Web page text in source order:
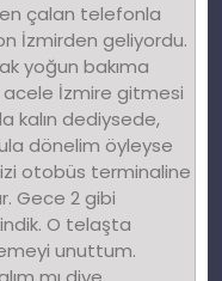
çalan telefonla
İzmirden geliyordu.
yoğun bakıma
acele İzmire gitmesi
kalın dediysede,
dönelim öyleyse
otobüs terminaline
Gece 2 gibi
O telaşta
unuttum.